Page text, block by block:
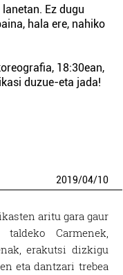
Ez dugu
hala ere, nahiko
18:30ean,
duzue-eta jada!
2019/04/10
aritu gara gaur
Carmenek,
erakutsi dizkigu
eta dantzari trebea